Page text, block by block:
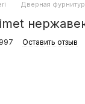
Дверная
Оставить отзыв